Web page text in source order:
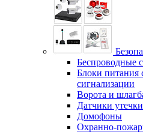
Беспроводные
Блоки питания
сигнализации
Ворота и
Датчики утечки
Домофоны
Охранно-